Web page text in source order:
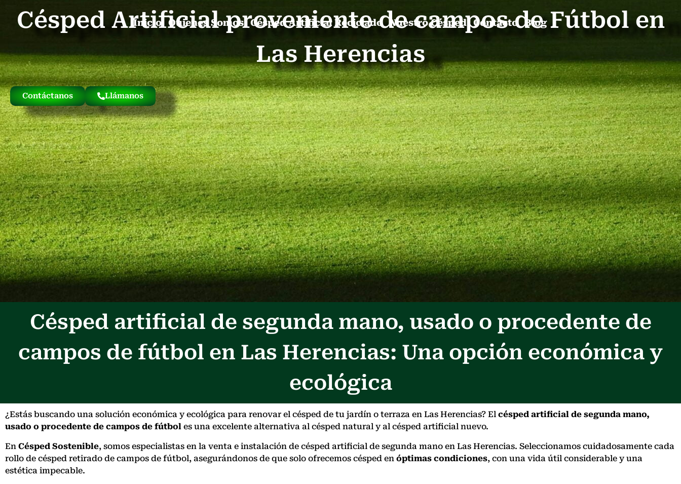
Inicio Quienes Somos Césped Artificial Reciclado Nuestro Césped Contacto Blog
Césped Artificial proveniente de campos de Fútbol en
Las Herencias
Contáctanos Llámanos
Césped artificial de segunda mano, usado o procedente de
campos de fútbol en Las Herencias: Una opción económica y
ecológica
¿Estás buscando una solución económica y ecológica para renovar el césped de tu jardín o terraza en Las Herencias? El césped artificial de segunda mano,
usado o procedente de campos de fútbol es una excelente alternativa al césped natural y al césped artificial nuevo.
En Césped Sostenible, somos especialistas en la venta e instalación de césped artificial de segunda mano en Las Herencias. Seleccionamos cuidadosamente cada
rollo de césped retirado de campos de fútbol, asegurándonos de que solo ofrecemos césped en óptimas condiciones, con una vida útil considerable y una
estética impecable.